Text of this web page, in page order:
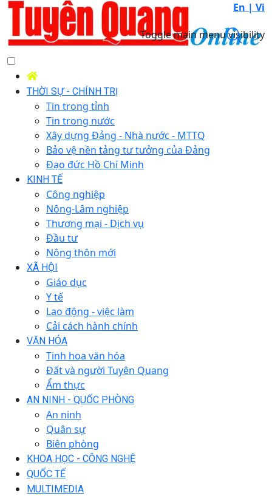
En | Vi
Toggle main menu visibility
THỜI SỰ - CHÍNH TRỊ
Tin trong tỉnh
Tin trong nước
Xây dựng Đảng - Nhà nước - MTTQ
Bảo vệ nền tảng tư tưởng của Đảng
Đạo đức Hồ Chí Minh
KINH TẾ
Công nghiệp
Nông-Lâm nghiệp
Thương mại - Dịch vụ
Đầu tư
Nông thôn mới
XÃ HỘI
Giáo dục
Y tế
Lao động - việc làm
Cải cách hành chính
VĂN HÓA
Tinh hoa văn hóa
Đất và người Tuyên Quang
Ẩm thực
AN NINH - QUỐC PHÒNG
An ninh
Quân sự
Biên phòng
KHOA HỌC - CÔNG NGHỆ
QUỐC TẾ
MULTIMEDIA